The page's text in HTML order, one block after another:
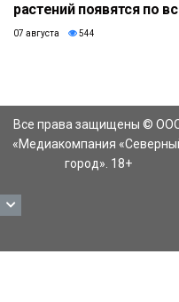
растений появятся по
07 августа 544
Все права защищены ©
«Медиакомпания
город». 18+